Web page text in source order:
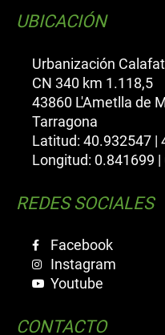
UBICACIÓN
Urbanización Calafat
CN 340 km 1.118,5
43860 L'Ametlla de
Tarragona
Latitud: 40.932547 |
Longitud: 0.841699 |
REDES SOCIALES
Facebook
Instagram
Youtube
CONTACTO